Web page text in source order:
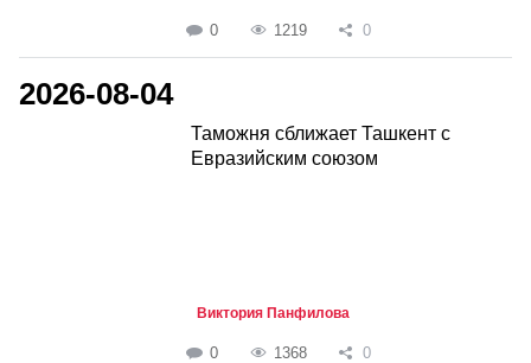
0 1219 0
2026-08-04
Таможня сближает Ташкент с
Евразийским союзом
Виктория Панфилова
0 1368 0